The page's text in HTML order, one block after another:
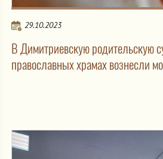
29.10.2023
В Димитриевскую родительскую
православных храмах вознесли